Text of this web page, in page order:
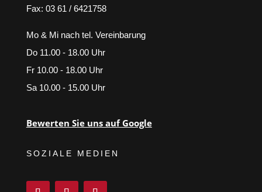
Fax: 03 61 / 6421758
Mo & Mi nach tel. Vereinbarung
Do 11.00 - 18.00 Uhr
Fr 10.00 - 18.00 Uhr
Sa 10.00 - 15.00 Uhr
Bewerten Sie uns auf Google
SOZIALE MEDIEN